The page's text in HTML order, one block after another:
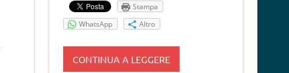
Stampa
WhatsApp
Altro
CONTINUA A LEGGERE